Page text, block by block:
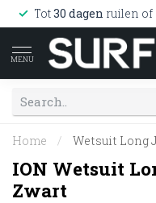
Tot30 dagen ruilen of
MENU
Home / Wetsuit Long
ION Wetsuit
Zwart